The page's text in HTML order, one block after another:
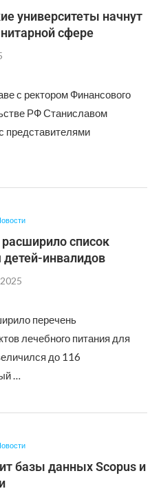
университеты начнут
сфере
с ректором Финансового
РФ Станиславом
представителями
список
детей-инвалидов
перечень
лечебного питания для
до 116
…
базы данных Scopus и